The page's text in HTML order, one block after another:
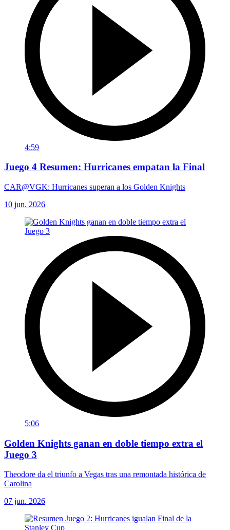
4:59
Juego 4 Resumen: Hurricanes empatan la Final
CAR@VGK: Hurricanes superan a los Golden Knights
10 jun. 2026
5:06
Golden Knights ganan en doble tiempo extra el
Juego 3
Theodore da el triunfo a Vegas tras una remontada histórica de
Carolina
07 jun. 2026